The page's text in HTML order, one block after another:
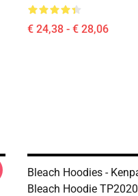
€ 24,38 - € 28,06
Bleach Hoodies -
Bleach Hoodie TP2020